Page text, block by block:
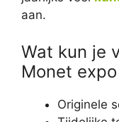
aan.
Wat kun je
Monet
Originele